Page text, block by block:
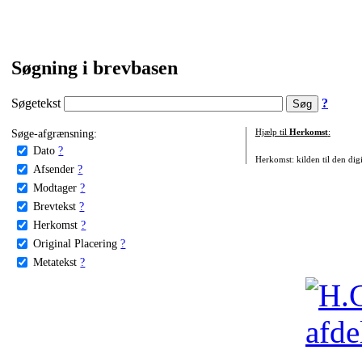
Søgning i brevbasen
Søgetekst ?
Søge-afgrænsning:
Dato ?
Afsender ?
Modtager ?
Brevtekst ?
Herkomst ?
Original Placering ?
Metatekst ?
Hjælp til Herkomst:
Herkomst: kilden til den